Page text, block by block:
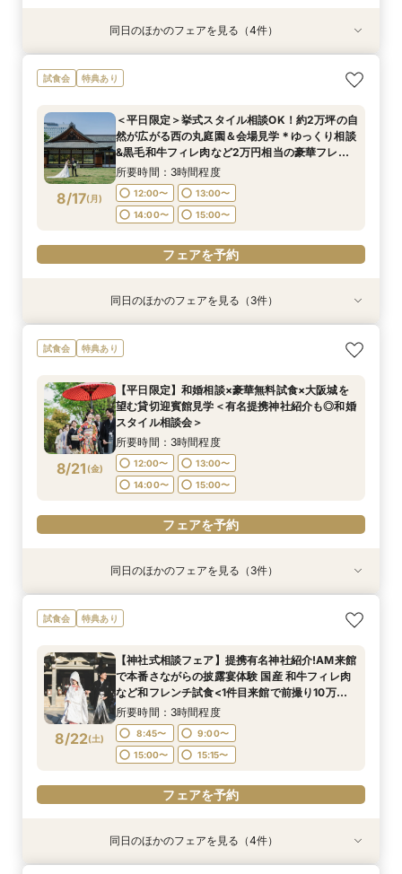
特典あり
8/16(日)
【東京開催/土日】東京サロンで《大阪迎賓館》
のご相談＆お打合せ！
9:00〜 15:00〜
フェアを予約
特典あり
8/16(日)
ガーデン挙式丸わかり◎2万坪の庭園満喫×オリ
ジナルウェディング庭園&会場見学×国産和牛
所要時間：3時間程度
8:45〜
9:00〜
15:00〜
15:15〜
フェアを予約
特典あり
8/16(日)
【料理重視の方へおすすめ】組数限定◆グラン
シェフ豊後昌幸が手掛ける黒毛和牛etc2万円相
所要時間：3時間程度
8:45〜
9:00〜
15:00〜
15:15〜
フェアを予約
特典あり
8/16(日)
【神社式相談フェア】提携有名神社紹介!AM来館
で本番さながらの披露宴体験 国産 和牛フィレ肉
分特典>
所要時間：3時間程度
8:45〜
9:00〜
15:00〜
15:15〜
フェアを予約
同日のほかのフェアを見る（4件）
試食会 特典あり
8/17(月)
＜平日限定＞挙式スタイル相談OK！約2万坪の自
然が広がる西の丸庭園＆会場見学＊ゆっくり相談
&黒毛和牛フィレ肉など2万円相当の豪華フレン
チコース
所要時間：3時間程度
12:00〜
13:00〜
14:00〜
15:00〜
フェアを予約
特典あり
8/17(月)
【20名〜ご婚礼がお得】平日限定★ガーデン
チャペル&貸切迎賓館ALL見学会×おもてなしを
会
所要時間：3時間程度
12:00〜
14:00〜
15:00〜
フェアを予約
特典あり
8/17(月)
【平日限定】和婚相談×豪華無料試食×大阪城を
望む貸切迎賓館見学＜有名提携神社紹介も◎和婚
所要時間：3時間程度
12:00〜
14:00〜
15:00〜
フェアを予約
特典あり
8/17(月)
＜オリジナルウェディング＞2万坪の庭園満喫×
会場見学×国産和牛フィレ肉など豪華試食付＊貸
所要時間：3時間程度
12:00〜
14:00〜
15:00〜
フェアを予約
同日のほかのフェアを見る（3件）
試食会 特典あり
8/21 (金)
【平日限定】和婚相談×豪華無料試食×大阪城を
望む貸切迎賓館見学＜有名提携神社紹介も◎和婚
スタイル相談会＞
所要時間：3時間程度
12:00〜
13:00〜
14:00〜
15:00〜
フェアを予約
特典あり
8/21(金)
＜平日限定＞挙式スタイル相談OK！約2万坪の自
然が広がる西の丸庭園＆会場見学＊ゆっくり相談
チコース
所要時間：3時間程度
12:00〜
13:00〜
14:00〜
15:00〜
フェアを予約
特典あり
8/21(金)
【20名〜ご婚礼がお得】平日限定★ガーデン
チャペル&貸切迎賓館ALL見学会×おもてなしを
会
所要時間：3時間程度
12:00〜
13:00〜
14:00〜
15:00〜
フェアを予約
特典あり
8/21(金)
＜オリジナルウェディング＞2万坪の庭園満喫×
会場見学×国産和牛フィレ肉など豪華試食付＊貸
所要時間：3時間程度
12:00〜
13:00〜
14:00〜
15:00〜
フェアを予約
同日のほかのフェアを見る（3件）
試食会 特典あり
8/22(土)
【神社式相談フェア】提携有名神社紹介!AM来館
で本番さながらの披露宴体験 国産 和牛フィレ肉
など和フレンチ試食<1件目来館で前撮り10万円
分特典>
所要時間：3時間程度
8:45〜
9:00〜
15:00〜
15:15〜
フェアを予約
特典あり
特典あり
特典あり
特典あり同日のほかのフェアを見る（4件）